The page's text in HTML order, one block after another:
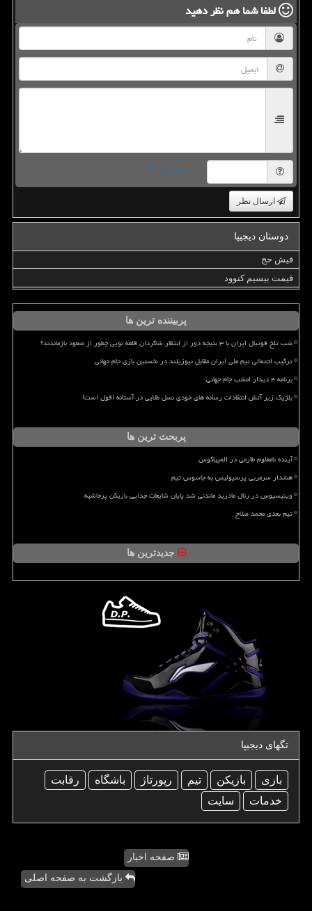
لطفا شما همنظر دهید
= ۱ بعلاوه ۳
ارسال نظر
دوستان دیجیپا
فیش حج
قیمت بیسیم کنوود
پربیننده ترین ها
شب تلخ فوتبال ایران با ۳ نتیجه دور از انتظار شاگردان قلعه نویی چطور از صعود بازماندند؟
ترکیب احتمالی تیم ملی ایران مقابل نیوزیلند در نخستین بازی جام جهانی
برنامه ۴ دیدار امشب جام جهانی
بلژیک زیر آتش انتقادات رسانه های خودی نسل طلایی در آستانه افول است!
پربحث ترین ها
آینده نامعلوم طارمی در المپیاکوس
هشدار سرمربی پرسپولیس به جاسوس تیم
وینیسیوس در رئال مادرید ماندنی شد پایان شایعات جدایی بازیکن پرحاشیه
تیم بعدی محمد صلاح
جدیدترین ها
تگهای دیجیپا
بازی بازیكن تیم رپورتاژ باشگاه
رقابت
خدمات
سایت
صفحه اخبار
بازگشت به صفحه اصلی